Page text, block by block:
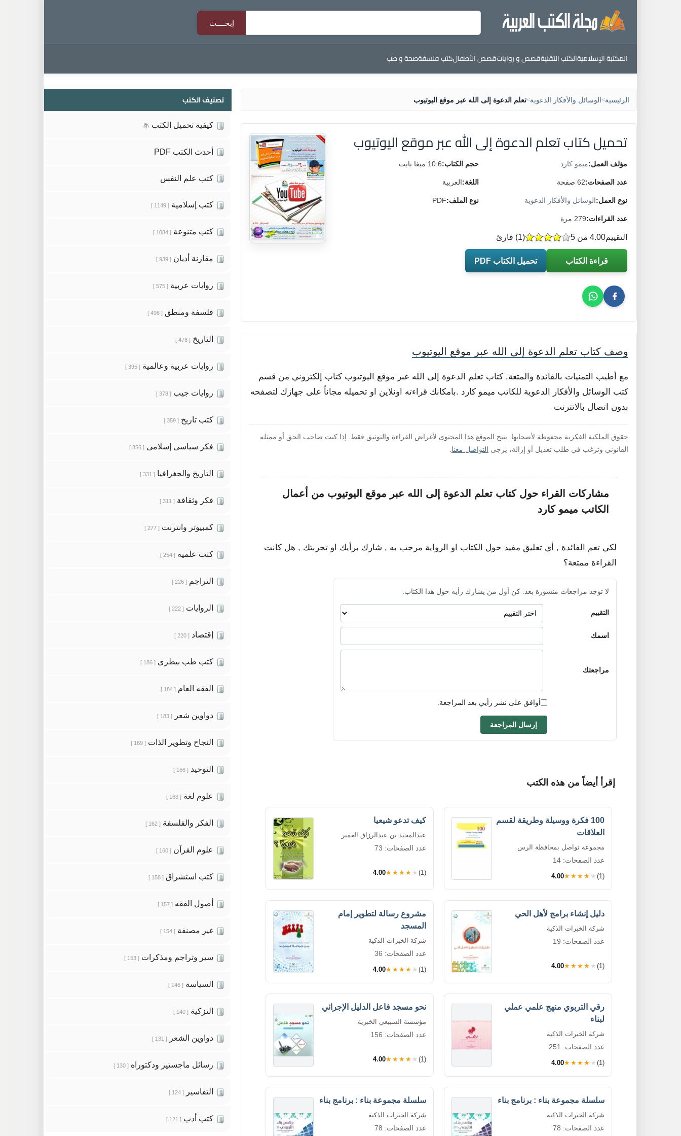
المكتبة الإسلاميةالكتب التقنيةقصص و رواياتقصص الأطفالكتب فلسفةصحة و طب
الرئيسية>الوسائل والأفكار الدعوية>تعلم الدعوة إلى الله عبر موقع اليوتيوب
تحميل كتاب تعلم الدعوة إلى الله عبر موقع اليوتيوب
مؤلف العمل:ميمو كارد حجم الكتاب:10.6 ميغا بايت
عدد الصفحات:62 صفحة اللغة:العربية
نوع العمل:الوسائل والأفكار الدعوية نوع الملف:PDF
عدد القراءات:279 مرة
التقييم (
1) قارئ 4.00 من 5
قراءة الكتاب تحميل الكتاب PDF
وصف كتاب تعلم الدعوة إلى الله عبر موقع اليوتيوب
مع أطيب التمنيات بالفائدة والمتعة, كتاب تعلم الدعوة إلى الله عبر موقع اليوتيوب كتاب إلكتروني من قسم
كتب الوسائل والأفكار الدعوية للكاتب ميمو كارد .بامكانك قراءته اونلاين او تحميله مجاناً على جهازك لتصفحه
بدون اتصال بالانترنت
حقوق الملكية الفكرية محفوظة لأصحابها. يتيح الموقع هذا المحتوى لأغراض القراءة والتوثيق فقط. إذا كنت صاحب الحق أو ممثله
القانوني وترغب في طلب تعديل أو إزالة، يرجى التواصل معنا
مشاركات القراء حول كتاب تعلم الدعوة إلى الله عبر موقع اليوتيوب من أعمال
الكاتب ميمو كارد
لكي تعم الفائدة , أي تعليق مفيد حول الكتاب او الرواية مرحب به , شارك برأيك او تجربتك , هل كانت
القراءة ممتعة؟
لا توجد مراجعات منشورة بعد. كن أول من يشارك رأيه حول هذا الكتاب.
التقييم
اسمك
مراجعتك
أوافق على نشر رأيي بعد المراجعة.
إرسال المراجعة
إقرأ أيضاً من هذه الكتب
100 فكرة ووسيلة وطريقة لقسم
العلاقات
مجموعة تواصل بمحافظة الرس
عدد الصفحات: 14
4.00★★★★★ (1)
كيف تدعو شيعيا
عبدالمجيد بن عبدالرزاق العمير
عدد الصفحات: 73
4.00★★★★★ (1)
دليل إنشاء برامج لأهل الحي
شركة الخبرات الذكية
عدد الصفحات: 19
4.00★★★★★ (1)
مشروع رسالة لتطوير إمام
المسجد
شركة الخبرات الذكية
عدد الصفحات: 36
4.00★★★★★ (1)
رقي التربوي منهج علمي عملي
لبناء
شركة الخبرات الذكية
عدد الصفحات: 251
4.00★★★★★ (1)
نحو مسجد فاعل الدليل الإجرائي
مؤسسة السبيعي الخبرية
عدد الصفحات: 156
4.00★★★★★ (1)
سلسلة مجموعة بناء : برنامج بناء
شركة الخبرات الذكية
عدد الصفحات: 78
سلسلة مجموعة بناء : برنامج بناء
شركة الخبرات الذكية
عدد الصفحات: 78
تصنيف الكتب
كيفية تحميل الكتب 📚
أحدث الكتب PDF
كتب علم النفس
كتب إسلامية [ 1149 ]
كتب متنوعة [ 1084 ]
مقارنة أديان [ 939 ]
روايات عربية [ 575 ]
فلسفة ومنطق [ 496 ]
التاريخ [ 478 ]
روايات عربية وعالمية [ 395 ]
روايات جيب [ 378 ]
كتب تاريخ [ 359 ]
فكر سياسى إسلامى [ 356 ]
التاريخ والجغرافيا [ 331 ]
فكر وثقافة [ 311 ]
كمبيوتر وانترنت [ 277 ]
كتب علمية [ 254 ]
التراجم [ 226 ]
الروايات [ 222 ]
إقتصاد [ 220 ]
كتب طب بيطرى [ 186 ]
الفقه العام [ 184 ]
دواوين شعر [ 183 ]
النجاح وتطوير الذات [ 169 ]
التوحيد [ 166 ]
علوم لغة [ 163 ]
الفكر والفلسفة [ 162 ]
علوم القرآن [ 160 ]
كتب استشراق [ 158 ]
أصول الفقه [ 157 ]
غير مصنفة [ 154 ]
سير وتراجم ومذكرات [ 153 ]
السياسة [ 146 ]
التزكية [ 140 ]
دواوين الشعر [ 131 ]
رسائل ماجستير ودكتوراه [ 130 ]
التفاسير [ 124 ]
كتب أدب [ 121 ]